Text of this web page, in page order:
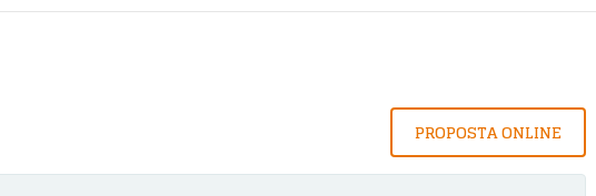
PROPOSTA ONLINE